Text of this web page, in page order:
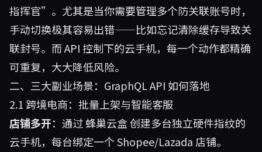
指挥官”。尤其是当你需要管理多个防关联账号时，
手动切换极其容易出错——比如忘记清除缓存导致关
联封号。而 API 控制下的云手机，每一个动作都精确
可重复，大大降低风险。
二、三大副业场景：GraphQL API 如何落地
2.1 跨境电商：批量上架与智能客服
店铺多开：通过蜂巢云盒创建多台独立硬件指纹的
云手机，每台绑定一个 Shopee/Lazada 店铺。